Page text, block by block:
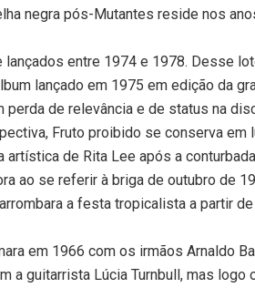
negra pós-Mutantes reside nos
lançados entre 1974 e 1978. Desse
lançado em 1975 em edição da
de relevância e de status na
Fruto proibido se conserva em
artística de Rita Lee após a
ao se referir à briga de outubro de
a festa tropicalista a partir
em 1966 com os irmãos Arnaldo
a guitarrista Lúcia Turnbull, mas logo